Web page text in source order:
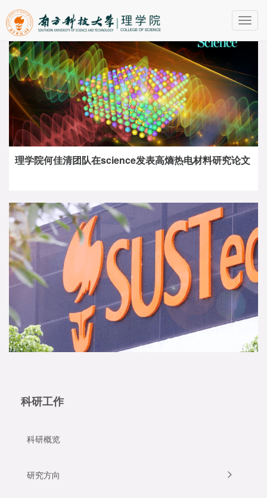
理学院何佳清团队在science发表高熵热电材料研究论文
科研工作
科研概览
研究方向